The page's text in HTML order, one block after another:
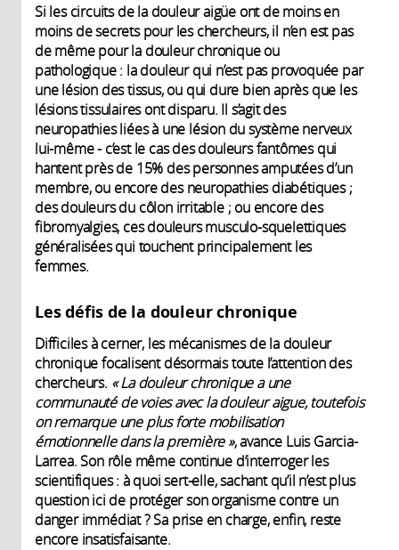
Si les circuits de la douleur aigüe ont de moins en
moins de secrets pour les chercheurs, il n’en est pas
de même pour la douleur chronique ou
pathologique : la douleur qui n’est pas provoquée par
une lésion des tissus, ou qui dure bien après que les
lésions tissulaires ont disparu. Il s’agit des
neuropathies liées à une lésion du système nerveux
lui-même - c’est le cas des douleurs fantômes qui
hantent près de 15% des personnes amputées d’un
membre, ou encore des neuropathies diabétiques ;
des douleurs du côlon irritable ; ou encore des
fibromyalgies, ces douleurs musculo-squelettiques
généralisées qui touchent principalement les
femmes.
Les défis de la douleur chronique
Difficiles à cerner, les mécanismes de la douleur
chronique focalisent désormais toute l’attention des
chercheurs. « La douleur chronique a une
communauté de voies avec la douleur aigue, toutefois
on remarque une plus forte mobilisation
émotionnelle dans la première », avance Luis Garcia-
Larrea. Son rôle même continue d’interroger les
scientifiques : à quoi sert-elle, sachant qu’il n’est plus
question ici de protéger son organisme contre un
danger immédiat ? Sa prise en charge, enfin, reste
encore insatisfaisante.